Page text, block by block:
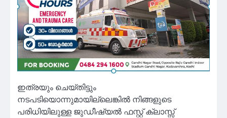
ഇത്രയും ചെയ്തിട്ടും
നടപടിയൊന്നുമായില്ലെങ്കിൽ നിങ്ങളുടെ
പരിധിയിലുള്ള ജുഡീഷ്യൽ ഫസ്റ്റ് ക്ലാസ്സ്‌